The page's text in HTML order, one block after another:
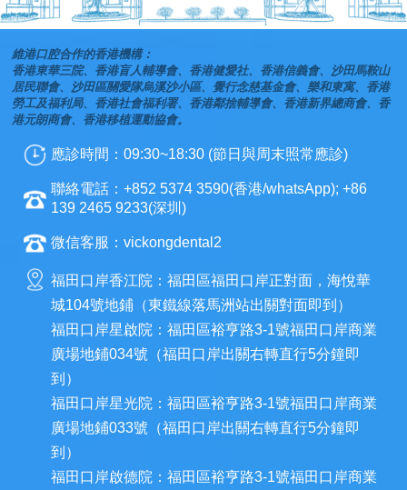
維港口腔合作的香港機構：
香港東華三院、香港盲人輔導會、香港健愛社、香港信義會、沙田馬鞍山
居民聯會、沙田區關愛隊烏溪沙小區、覺行念慈基金會、樂和東寓、香港
勞工及福利局、香港社會福利署、香港鄰捨輔導會、香港新界總商會、香
港元朗商會、香港移植運動協會。
應診時間：09:30~18:30 (節日與周末照常應診)
聯絡電話：+852 5374 3590(香港/whatsApp); +86
139 2465 9233(深圳)
微信客服：vickongdental2
福田口岸香江院：福田區福田口岸正對面，海悅華
城104號地鋪（東鐵線落馬洲站出關對面即到）
福田口岸星啟院：福田區裕亨路3-1號福田口岸商業
廣場地鋪034號（福田口岸出關右轉直行5分鐘即
到）
福田口岸星光院：福田區裕亨路3-1號福田口岸商業
廣場地鋪033號（福田口岸出關右轉直行5分鐘即
到）
福田口岸啟德院：福田區裕亨路3-1號福田口岸商業